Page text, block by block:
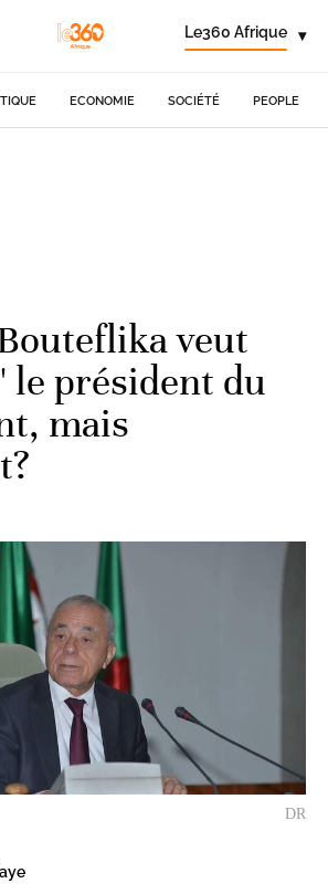
Le360 Afrique ▾
ECONOMIE SOCIÉTÉ PEOPLE
veut
le président du
mais
DR